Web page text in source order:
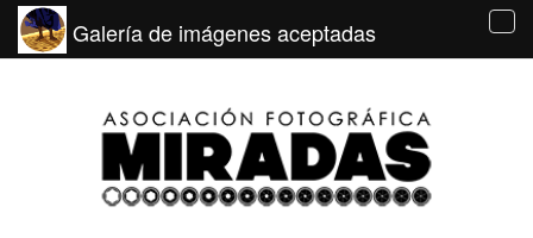
Galería de imágenes aceptadas